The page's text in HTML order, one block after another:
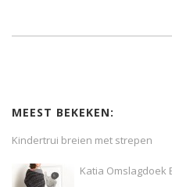
MEEST BEKEKEN:
Kindertrui breien met strepen
Katia Omslagdoek